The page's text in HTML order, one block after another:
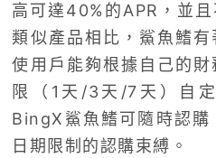
高可達40%的APR，並
類似產品相比，鯊魚鰭有
使用戶能夠根據自己的
限（1天/3天/7天）自
BingX鯊魚鰭可隨時認購
日期限制的認購束縛。